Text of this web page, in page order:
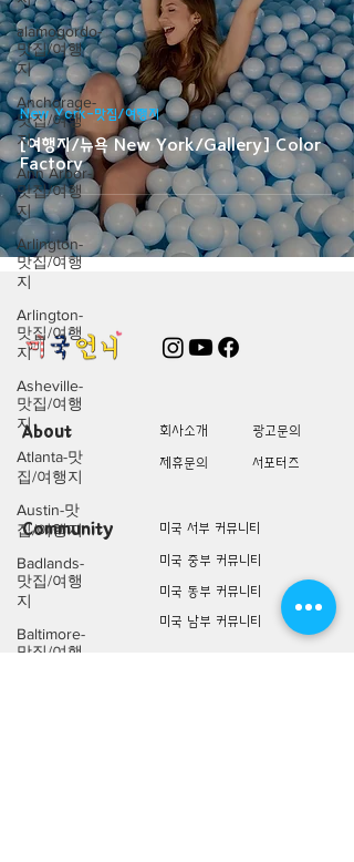
alamogordo-
맛집/여행
지
Anchorage-
맛집/여행
지
Ann Arbor-
맛집/여행
지
Arlington-
맛집/여행
지
Arlington-
맛집/여행
지
Asheville-
맛집/여행
지
Atlanta-맛
집/여행지
Austin-맛
집/여행지
Badlands-
맛집/여행
지
Baltimore-
맛집/여행
[여행지/뉴욕 New York/Gallery] Color
Factory
New York-맛집/여행지
About 회사소개
광고문의
제휴문의
서포터즈
Community
미국 서부 커뮤니티
미국 중부 커뮤니티
미국 동부 커뮤니티
미국 남부 커뮤니티